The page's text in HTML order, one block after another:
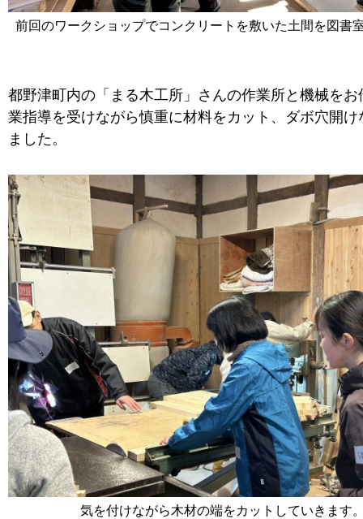
前回のワークショップでコンクリートを敷いた土間を図書
都野津町内の「まる木工所」さんの作業所と機械をお
業指導を受けながら慎重に材料をカット、ダボ穴開け
ました。
気を付けながら木材の端をカットしていきます